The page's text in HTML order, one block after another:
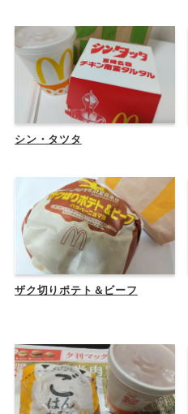
シン・タツタ
ザク切りポテト＆ビーフ